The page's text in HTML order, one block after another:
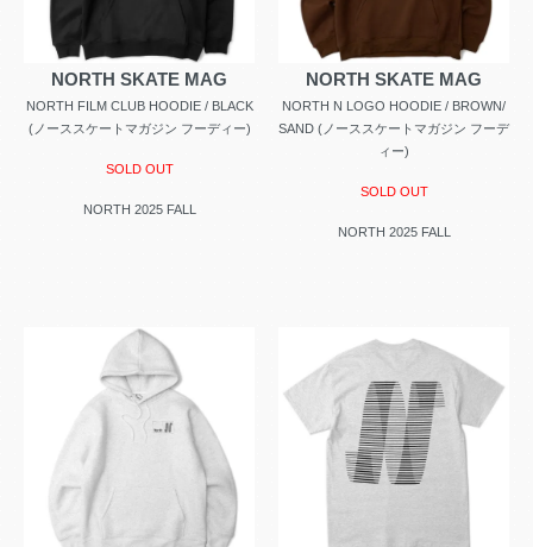
NORTH SKATE MAG
NORTH FILM CLUB HOODIE / BLACK
(ノーススケートマガジン フーディー)
SOLD OUT
NORTH 2025 FALL
NORTH SKATE MAG
NORTH N LOGO HOODIE / BROWN/
SAND (ノーススケートマガジン フーデ
ィー)
SOLD OUT
NORTH 2025 FALL